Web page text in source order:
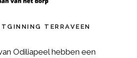
TERRAVEEN
Odiliapeel hebben een